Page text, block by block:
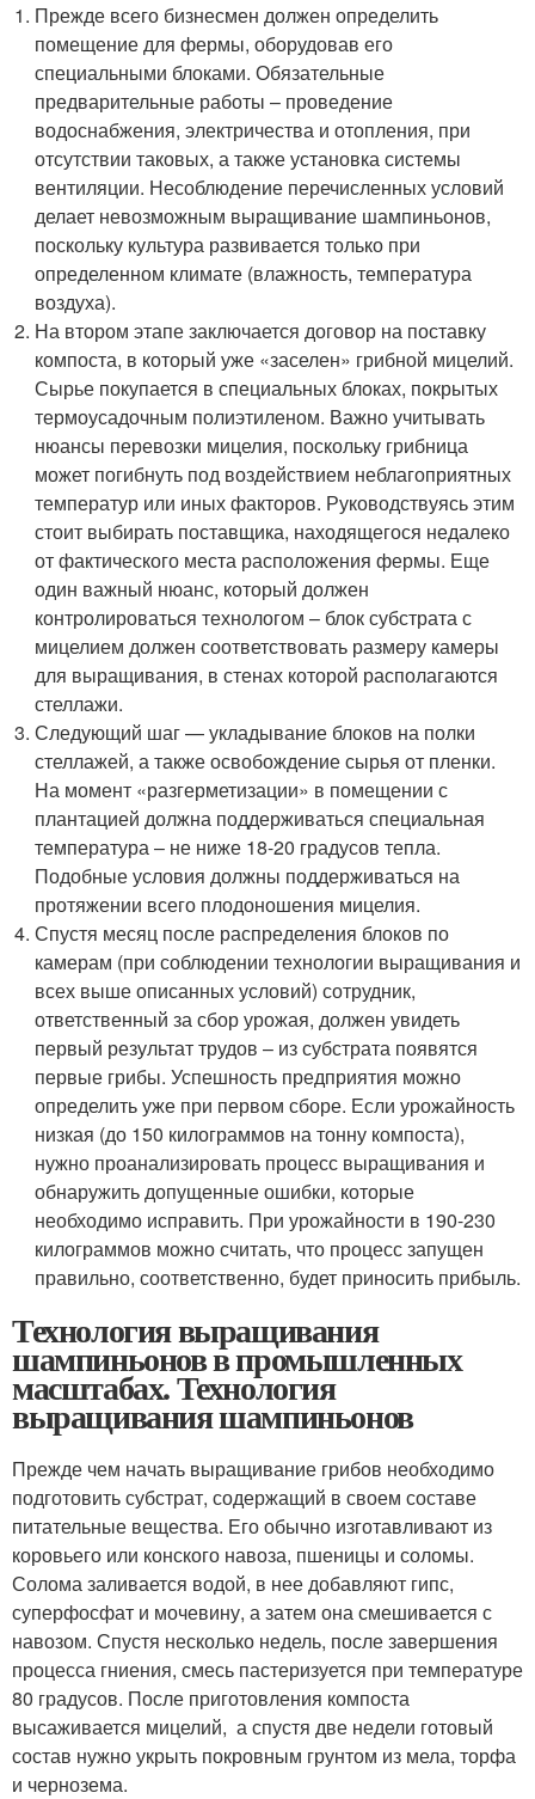
Прежде всего бизнесмен должен определить
помещение для фермы, оборудовав его
специальными блоками. Обязательные
предварительные работы – проведение
водоснабжения, электричества и отопления, при
отсутствии таковых, а также установка системы
вентиляции. Несоблюдение перечисленных условий
делает невозможным выращивание шампиньонов,
поскольку культура развивается только при
определенном климате (влажность, температура
воздуха).
На втором этапе заключается договор на поставку
компоста, в который уже «заселен» грибной мицелий.
Сырье покупается в специальных блоках, покрытых
термоусадочным полиэтиленом. Важно учитывать
нюансы перевозки мицелия, поскольку грибница
может погибнуть под воздействием неблагоприятных
температур или иных факторов. Руководствуясь этим
стоит выбирать поставщика, находящегося недалеко
от фактического места расположения фермы. Еще
один важный нюанс, который должен
контролироваться технологом – блок субстрата с
мицелием должен соответствовать размеру камеры
для выращивания, в стенах которой располагаются
стеллажи.
Следующий шаг — укладывание блоков на полки
стеллажей, а также освобождение сырья от пленки.
На момент «разгерметизации» в помещении с
плантацией должна поддерживаться специальная
температура – не ниже 18-20 градусов тепла.
Подобные условия должны поддерживаться на
протяжении всего плодоношения мицелия.
Спустя месяц после распределения блоков по
камерам (при соблюдении технологии выращивания и
всех выше описанных условий) сотрудник,
ответственный за сбор урожая, должен увидеть
первый результат трудов – из субстрата появятся
первые грибы. Успешность предприятия можно
определить уже при первом сборе. Если урожайность
низкая (до 150 килограммов на тонну компоста),
нужно проанализировать процесс выращивания и
обнаружить допущенные ошибки, которые
необходимо исправить. При урожайности в 190-230
килограммов можно считать, что процесс запущен
правильно, соответственно, будет приносить прибыль.
Технология выращивания
шампиньонов в промышленных
масштабах. Технология
выращивания шампиньонов
Прежде чем начать выращивание грибов необходимо
подготовить субстрат, содержащий в своем составе
питательные вещества. Его обычно изготавливают из
коровьего или конского навоза, пшеницы и соломы.
Солома заливается водой, в нее добавляют гипс,
суперфосфат и мочевину, а затем она смешивается с
навозом. Спустя несколько недель, после завершения
процесса гниения, смесь пастеризуется при температуре
80 градусов. После приготовления компоста
высаживается мицелий, а спустя две недели готовый
состав нужно укрыть покровным грунтом из мела, торфа
и чернозема.